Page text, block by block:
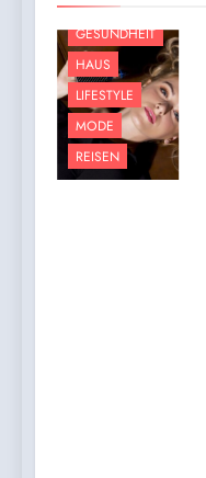
GESUNDHEIT
HAUS
LIFESTYLE
MODE
REISEN